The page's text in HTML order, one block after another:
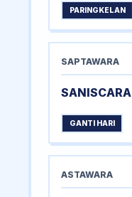
PARINGKELAN
SAPTAWARA
SANISCARA
GANTI HARI
ASTAWARA